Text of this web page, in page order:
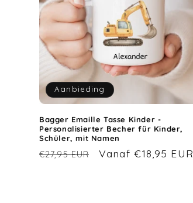
Aanbieding
Bagger Emaille Tasse Kinder -
Personalisierter Becher für Kinder,
Schüler, mit Namen
Normale
€27,95 EUR Aanbiedingsprijs
Vanaf €18,95 EUR